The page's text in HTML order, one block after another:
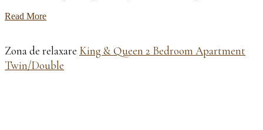
Read More
Zona de relaxare King & Queen 2 Bedroom Apartment
Twin/Double